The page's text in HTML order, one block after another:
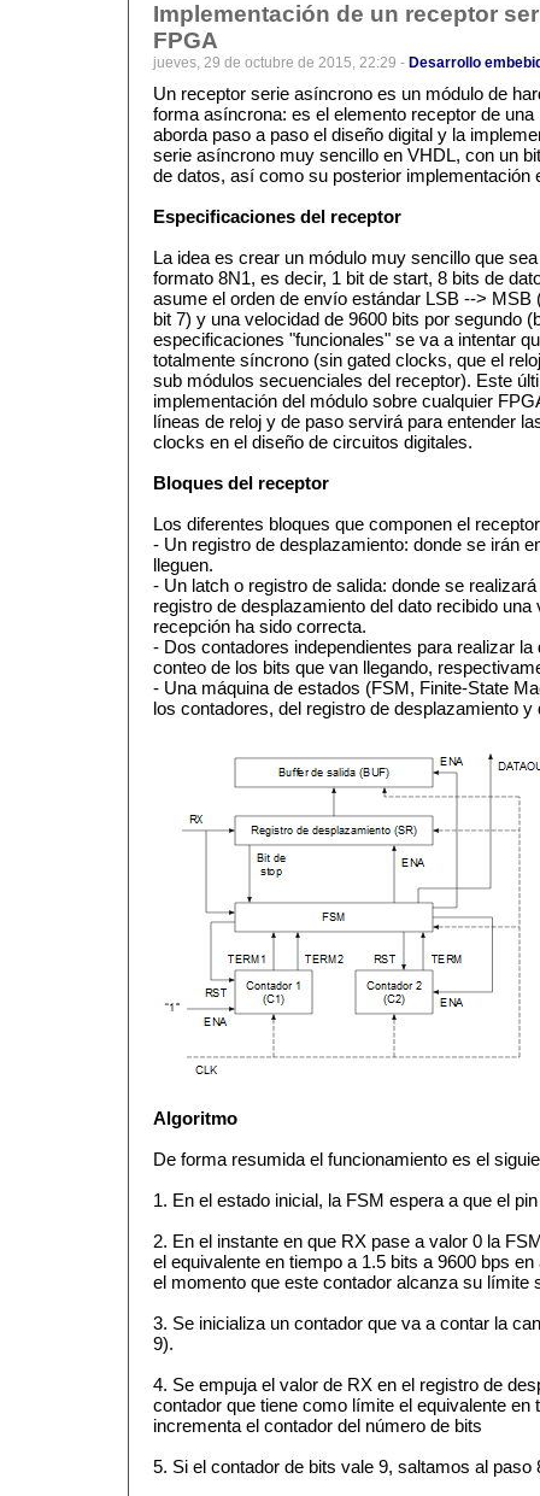
Implementación de un receptor
FPGA
jueves, 29 de octubre de 2015, 22:29 - Desarrollo
Un receptor serie asíncrono es un módulo de
forma asíncrona: es el elemento receptor de
aborda paso a paso el diseño digital y la
serie asíncrono muy sencillo en VHDL, con un
de datos, así como su posterior implementación
Especificaciones del receptor
La idea es crear un módulo muy sencillo que
formato 8N1, es decir, 1 bit de start, 8 bits de
asume el orden de envío estándar LSB --> MSB
bit 7) y una velocidad de 9600 bits por segundo
especificaciones "funcionales" se va a intentar
totalmente síncrono (sin gated clocks, que el
sub módulos secuenciales del receptor). Este
implementación del módulo sobre cualquier
líneas de reloj y de paso servirá para entender
clocks en el diseño de circuitos digitales.
Bloques del receptor
Los diferentes bloques que componen el
- Un registro de desplazamiento: donde se irán
lleguen.
- Un latch o registro de salida: donde se
registro de desplazamiento del dato recibido
recepción ha sido correcta.
- Dos contadores independientes para realizar
conteo de los bits que van llegando,
- Una máquina de estados (FSM, Finite-State
los contadores, del registro de desplazamiento y
Algoritmo
De forma resumida el funcionamiento es el
1. En el estado inicial, la FSM espera a que el
2. En el instante en que RX pase a valor 0 la
el equivalente en tiempo a 1.5 bits a 9600 bps
el momento que este contador alcanza su límite
3. Se inicializa un contador que va a contar la
9).
4. Se empuja el valor de RX en el registro de
contador que tiene como límite el equivalente en
incrementa el contador del número de bits
5. Si el contador de bits vale 9, saltamos al paso